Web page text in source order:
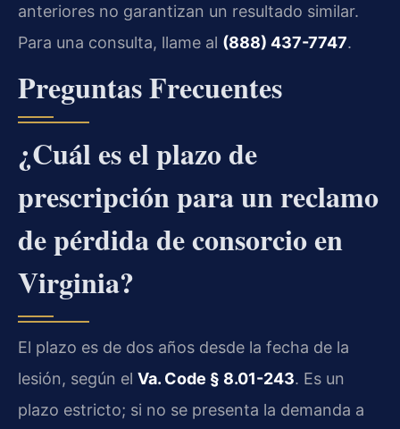
anteriores no garantizan un resultado similar.
Para una consulta, llame al (888) 437-7747.
Preguntas Frecuentes
¿Cuál es el plazo de
prescripción para un reclamo
de pérdida de consorcio en
Virginia?
El plazo es de dos años desde la fecha de la
lesión, según el Va. Code § 8.01-243. Es un
plazo estricto; si no se presenta la demanda a